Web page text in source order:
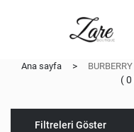
Ana sayfa > BURBERRY
Filtreleri Göster
(0